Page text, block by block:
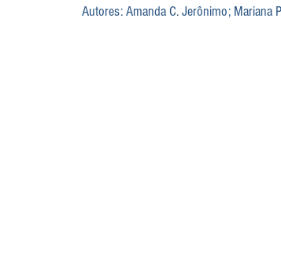
Autores: Amanda C. Jerônimo; Mariana